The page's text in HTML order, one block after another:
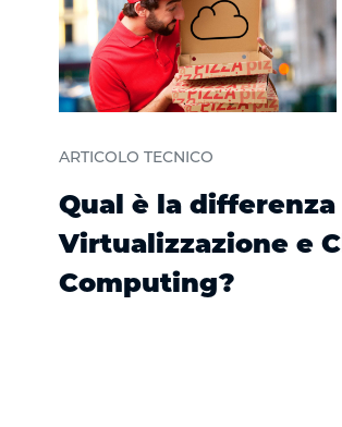
ARTICOLO TECNICO
Qual è la
Virtualizzazione e
Computing?